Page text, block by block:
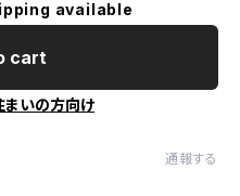
available
cart
まいの方向け
通報する